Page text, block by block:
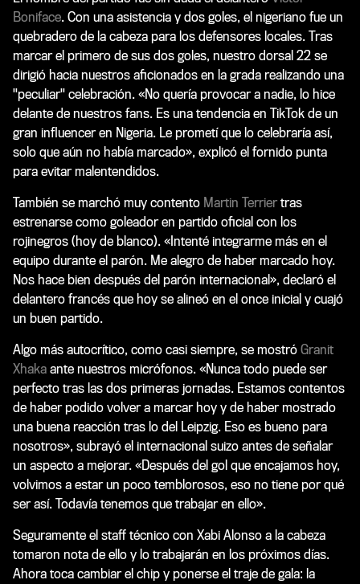
Boniface. Con una asistencia y dos goles, el nigeriano fue un
quebradero de la cabeza para los defensores locales. Tras
marcar el primero de sus dos goles, nuestro dorsal 22 se
dirigió hacia nuestros aficionados en la grada realizando una
"peculiar" celebración. «No quería provocar a nadie, lo hice
delante de nuestros fans. Es una tendencia en TikTok de un
gran influencer en Nigeria. Le prometí que lo celebraría así,
solo que aún no había marcado», explicó el fornido punta
para evitar malentendidos.
También se marchó muy contento Martin Terrier tras
estrenarse como goleador en partido oficial con los
rojinegros (hoy de blanco). «Intenté integrarme más en el
equipo durante el parón. Me alegro de haber marcado hoy.
Nos hace bien después del parón internacional», declaró el
delantero francés que hoy se alineó en el once inicial y cuajó
un buen partido.
Algo más autocrítico, como casi siempre, se mostró Granit
Xhaka ante nuestros micrófonos. «Nunca todo puede ser
perfecto tras las dos primeras jornadas. Estamos contentos
de haber podido volver a marcar hoy y de haber mostrado
una buena reacción tras lo del Leipzig. Eso es bueno para
nosotros», subrayó el internacional suizo antes de señalar
un aspecto a mejorar. «Después del gol que encajamos hoy,
volvimos a estar un poco temblorosos, eso no tiene por qué
ser así. Todavía tenemos que trabajar en ello».
Seguramente el staff técnico con Xabi Alonso a la cabeza
tomaron nota de ello y lo trabajarán en los próximos días.
Ahora toca cambiar el chip y ponerse el traje de gala: la